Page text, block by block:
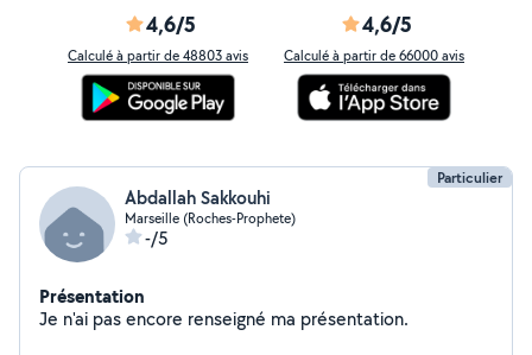
4,6/5
Calculé à partir de 48803 avis
4,6/5
Calculé à partir de 66000 avis
Particulier
Abdallah Sakkouhi
Marseille (Roches-Prophete)
-/5
Présentation
Je n'ai pas encore renseigné ma présentation.